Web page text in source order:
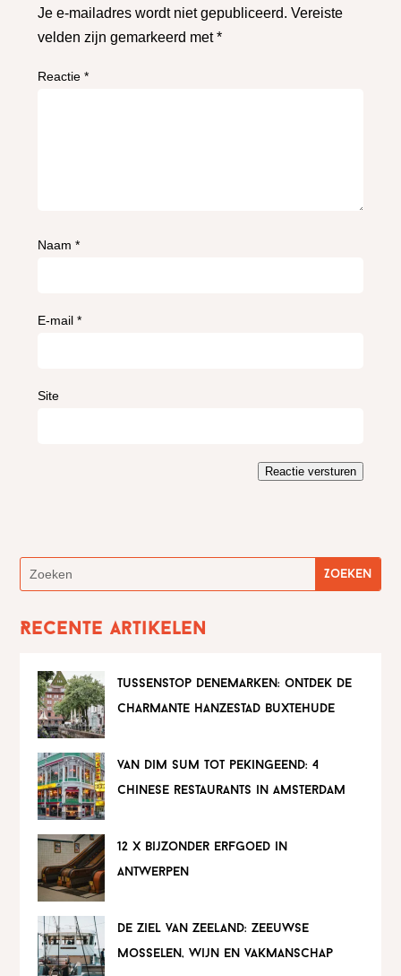
Je e-mailadres wordt niet gepubliceerd. Vereiste
velden zijn gemarkeerd met*
Reactie*
Naam*
E-mail*
Site
Reactie versturen
Recente artikelen
tussenstop denemarken: ontdek de
charmante hanzestad buxtehude
van dim sum tot pekingeend: 4
chinese restaurants in amsterdam
12 x bijzonder erfgoed in
antwerpen
de ziel van zeeland: zeeuwse
mosselen, wijn en vakmanschap